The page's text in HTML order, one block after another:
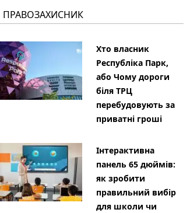
ПРАВОЗАХИСНИК
Хто власник
Республіка Парк,
або Чому дороги
біля ТРЦ
перебудовують за
приватні гроші
Інтерактивна
панель 65 дюймів:
як зробити
правильний вибір
для школи чи